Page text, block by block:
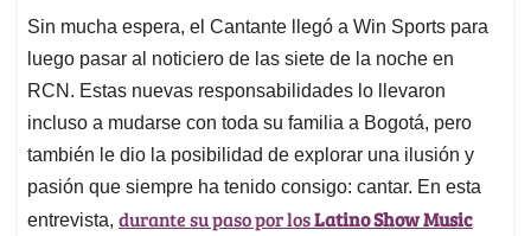
Sin mucha espera, el Cantante llegó a Win Sports para
luego pasar al noticiero de las siete de la noche en
RCN. Estas nuevas responsabilidades lo llevaron
incluso a mudarse con toda su familia a Bogotá, pero
también le dio la posibilidad de explorar una ilusión y
pasión que siempre ha tenido consigo: cantar. En esta
entrevista, durante su paso por losLatino Show Music